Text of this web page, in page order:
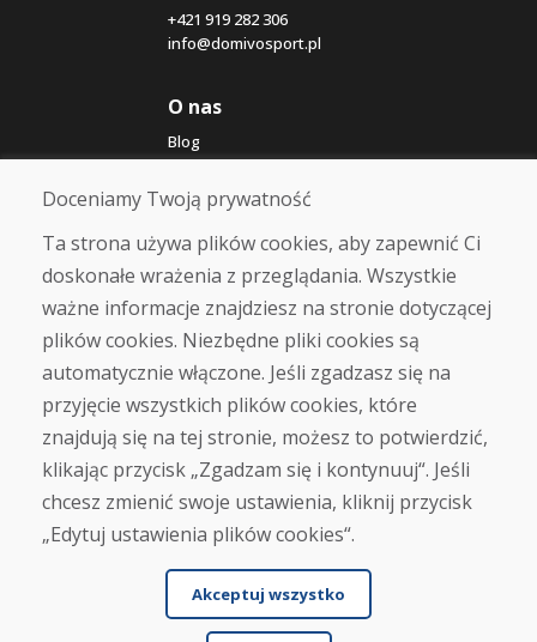
+421 919 282 306
info@domivosport.pl
O nas
Blog
O nas
Sklep
Kontakt
Zakup
Sklep internetowy
Warunki handlowe
Transport
Zapłata
Skarga
Zwrot i wymiana towaru
Ochrona danych osobowych
Cookies
Doceniamy Twoją prywatność
Ta strona używa plików cookies, aby zapewnić Ci
doskonałe wrażenia z przeglądania. Wszystkie
ważne informacje znajdziesz na stronie dotyczącej
plików cookies. Niezbędne pliki cookies są
automatycznie włączone. Jeśli zgadzasz się na
przyjęcie wszystkich plików cookies, które
znajdują się na tej stronie, możesz to potwierdzić,
klikając przycisk „Zgadzam się i kontynuuj“. Jeśli
chcesz zmienić swoje ustawienia, kliknij przycisk
„Edytuj ustawienia plików cookies“.
Akceptuj wszystko